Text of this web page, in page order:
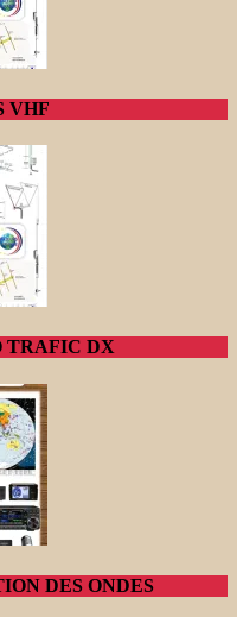
VHF
TRAFIC DX
DES ONDES